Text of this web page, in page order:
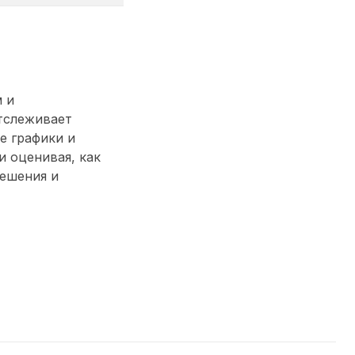
и
графики и
оценивая, как
и